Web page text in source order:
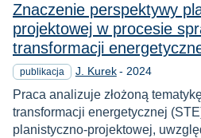
Znaczenie perspektywy
projektowej w procesie
transformacji
publikacja J. Kurek - Rok
2024
Praca analizuje złożoną
transformacji energetycznej
planistyczno-projektowej,